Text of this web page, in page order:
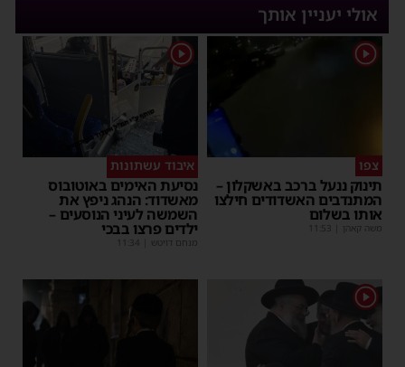
אולי יעניין אותך
1
צפו
תינוק ננעל ברכב באשקלון –
המתנדבים האשדודים חילצו
אותו בשלום
משה קאהן 11:53
1
איבוד עשתונות
נסיעת האימים באוטובוס
מאשדוד: הנהג ניפץ את
השמשה לעיני הנוסעים –
ילדים פרצו בבכי
מנחם דויטש 11:34
1